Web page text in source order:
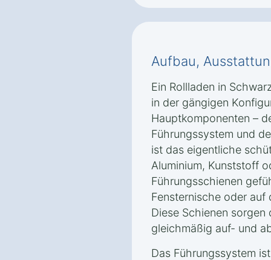
Aufbau,
Ein Rollladen in
in der gängigen
Hauptkomponenten –
Führungssystem und
ist das eigentliche
Aluminium, Kunststoff
Führungsschienen
Fensternische oder
Diese Schienen sorgen
gleichmäßig auf- und
Das Führungssystem